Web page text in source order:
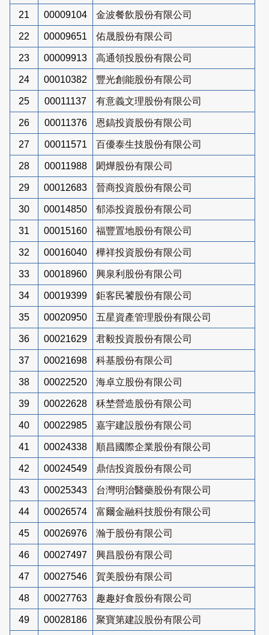
21 00009104 金波餐飲股份有限公司
22 00009651 佑晟股份有限公司
23 00009913 高通領投股份有限公司
24 00010382 豐光創能股份有限公司
25 00011137 有意義文理股份有限公司
26 00011376 恩鎬投資股份有限公司
27 00011571 百優泰生技股份有限公司
28 00011988 閎燁股份有限公司
29 00012683 晉商投資股份有限公司
30 00014850 郁添投資股份有限公司
31 00015160 福豐置地股份有限公司
32 00016040 樺祥投資股份有限公司
33 00018960 興泉利股份有限公司
34 00019399 鉅客民饕股份有限公司
35 00020950 五星資產管理股份有限公司
36 00021629 君毅投資股份有限公司
37 00021698 科基股份有限公司
38 00022520 海卓立股份有限公司
39 00022628 秝埜營造股份有限公司
40 00022985 嘉宇建設股份有限公司
41 00024338 順昌國際企業股份有限公司
42 00024549 鼎佶投資股份有限公司
43 00025343 台灣明治醫藥股份有限公司
44 00026574 富爾金融科技股份有限公司
45 00026976 瀚于股份有限公司
46 00027497 興昌股份有限公司
47 00027546 賀美股份有限公司
48 00027763 趣趣好食股份有限公司
49 00028186 聚寶第建設股份有限公司